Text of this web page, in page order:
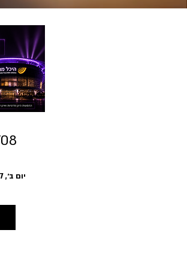
יום ב׳, 17 באוג׳